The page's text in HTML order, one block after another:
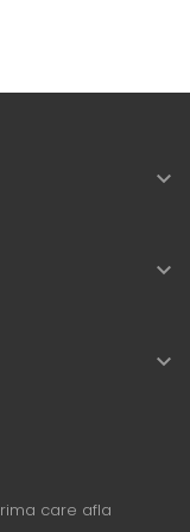



care afla